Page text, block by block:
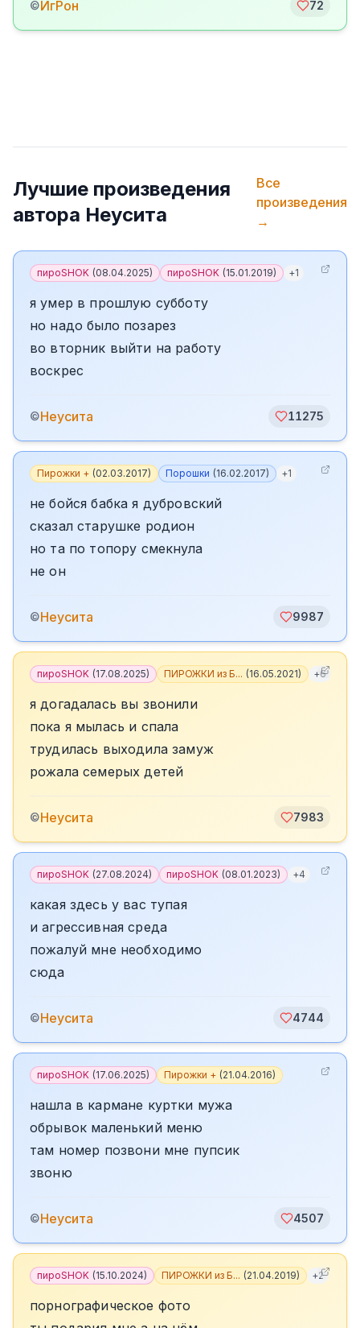
©ИгРон 72
Лучшие произведения
автора Неусита
Все
произведения
→
пироSHOK (08.04.2025) пироSHOK (15.01.2019) +1
я умер в прошлую субботу
но надо было позарез
во вторник выйти на работу
воскрес
©Неусита 11275
Пирожки + (02.03.2017) Порошки (16.02.2017) +1
не бойся бабка я дубровский
сказал старушке родион
но та по топору смекнула
не он
©Неусита 9987
пироSHOK (17.08.2025) ПИРОЖКИ из Б... (16.05.2021) +6
я догадалась вы звонили
пока я мылась и спала
трудилась выходила замуж
рожала семерых детей
©Неусита 7983
пироSHOK (27.08.2024) пироSHOK (08.01.2023) +4
какая здесь у вас тупая
и агрессивная среда
пожалуй мне необходимо
сюда
©Неусита 4744
пироSHOK (17.06.2025) Пирожки + (21.04.2016)
нашла в кармане куртки мужа
обрывок маленький меню
там номер позвони мне пупсик
звоню
©Неусита 4507
пироSHOK (15.10.2024) ПИРОЖКИ из Б... (21.04.2019) +2
порнографическое фото